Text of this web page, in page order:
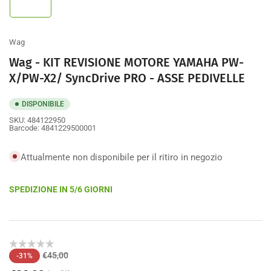
galleria
Wag
Wag - KIT REVISIONE MOTORE YAMAHA PW-
X/PW-X2/ SyncDrive PRO - ASSE PEDIVELLE
DISPONIBILE
SKU: 484122950
Barcode: 4841229500001
Attualmente non disponibile per il ritiro in negozio
SPEDIZIONE IN 5/6 GIORNI
Prezzo
-31% €45,00Prezzo